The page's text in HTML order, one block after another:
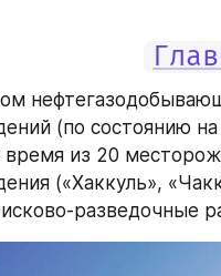
(по состоянию на
из 20
(«Хаккуль»,
разведочные